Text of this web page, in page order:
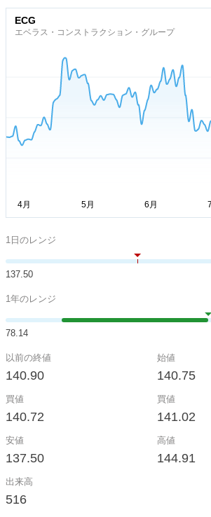
ECG
エベラス・コンストラクション・グループ
1日のレンジ
137.50
1年のレンジ
78.14
以前の終値
140.90
始値
140.75
買値
140.72
買値
141.02
安値
137.50
高値
144.91
出来高
516